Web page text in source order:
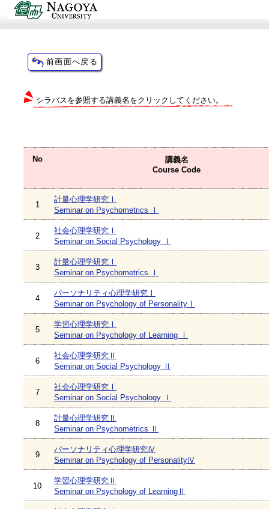
シラバスを参照する講義名をクリックしてください。
No
講義名
Course Code
1
計量心理学研究Ⅰ
Seminar on Psychometrics Ⅰ
2
社会心理学研究Ⅰ
Seminar on Social Psychology Ⅰ
3
計量心理学研究Ⅰ
Seminar on Psychometrics Ⅰ
4
パーソナリティ心理学研究Ⅰ
Seminar on Psychology of PersonalityⅠ
5
学習心理学研究Ⅰ
Seminar on Psychology of Learning Ⅰ
6
社会心理学研究Ⅱ
Seminar on Social Psychology Ⅱ
7
社会心理学研究Ⅰ
Seminar on Social Psychology Ⅰ
8
計量心理学研究Ⅱ
Seminar on Psychometrics Ⅱ
9
パーソナリティ心理学研究Ⅳ
Seminar on Psychology of PersonalityⅣ
10
学習心理学研究Ⅱ
Seminar on Psychology of LearningⅡ